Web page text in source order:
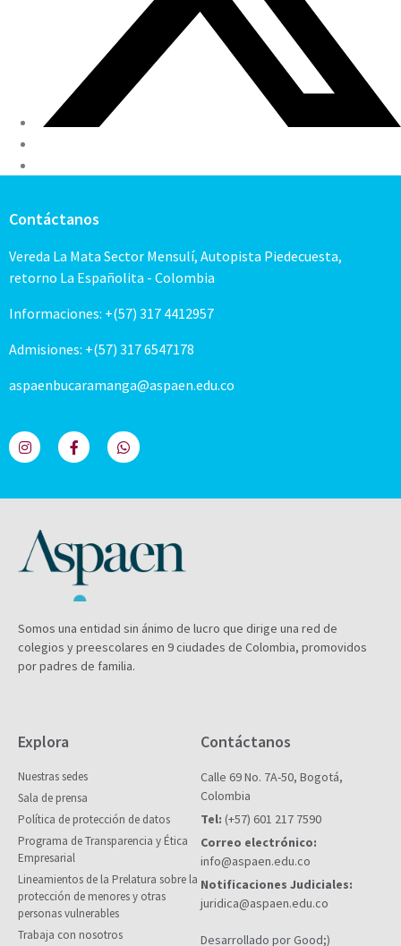
Contáctanos
Vereda La Mata Sector Mensulí, Autopista Piedecuesta,
retorno La Españolita - Colombia
Informaciones: +(57) 317 4412957
Admisiones: +(57) 317 6547178
aspaenbucaramanga@aspaen.edu.co
Somos una entidad sin ánimo de lucro que dirige una red de
colegios y preescolares en 9 ciudades de Colombia, promovidos
por padres de familia.
Explora
Nuestras sedes
Sala de prensa
Política de protección de datos
Programa de Transparencia y Ética
Empresarial
Lineamientos de la Prelatura sobre la
protección de menores y otras
personas vulnerables
Trabaja con nosotros
Contáctanos
Calle 69 No. 7A-50, Bogotá,
Colombia
Tel: (+57) 601 217 7590
Correo electrónico:
info@aspaen.edu.co
Notificaciones Judiciales:
juridica@aspaen.edu.co
Desarrollado por Good;)